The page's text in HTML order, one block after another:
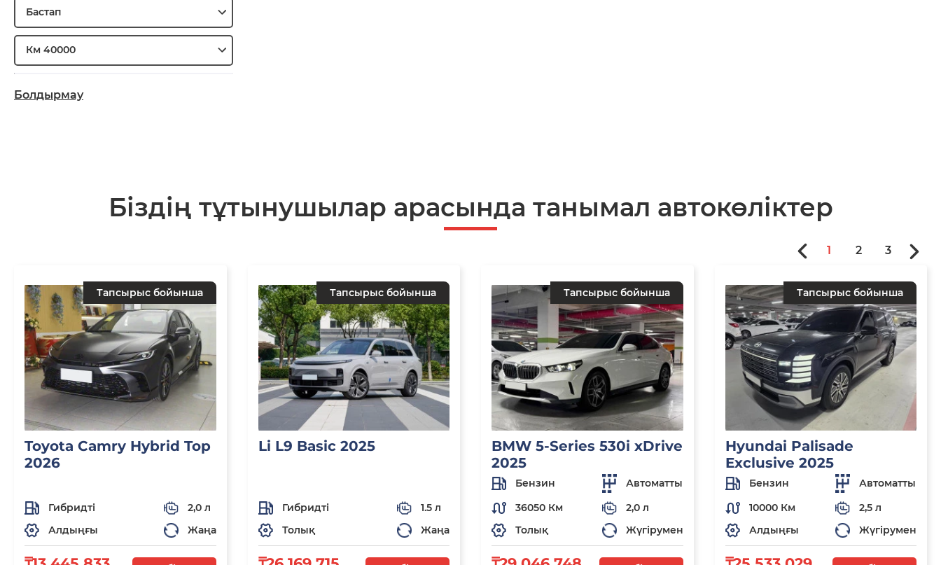
Бастап
Км 40000
Болдырмау
Біздің тұтынушылар арасында танымал автокөліктер
Тапсырыс бойынша
Toyota Camry Hybrid Top
2026
Гибридті
2,0 л
Алдыңғы
Жаңа
Тапсырыс бойынша
Li L9 Basic 2025
Гибридті
1.5 л
Толық
Жаңа
Тапсырыс бойынша
BMW 5-Series 530i xDrive
2025
Бензин
Автоматты
36050 Км
2,0 л
Толық
Жүгірумен
Тапсырыс бойынша
Hyundai Palisade
Exclusive 2025
Бензин
Автоматты
10000 Км
2,5 л
Алдыңғы
Жүгірумен
1 2 3